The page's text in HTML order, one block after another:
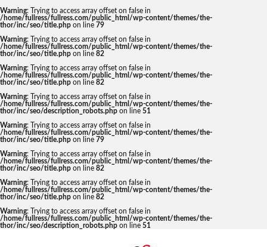
Warning: Trying to access array offset on false in
/home/fullress/fullress.com/public_html/wp-content/themes/the-
thor/inc/seo/title.php on line 79
Warning: Trying to access array offset on false in
/home/fullress/fullress.com/public_html/wp-content/themes/the-
thor/inc/seo/title.php on line 82
Warning: Trying to access array offset on false in
/home/fullress/fullress.com/public_html/wp-content/themes/the-
thor/inc/seo/title.php on line 82
Warning: Trying to access array offset on false in
/home/fullress/fullress.com/public_html/wp-content/themes/the-
thor/inc/seo/description_robots.php on line 51
Warning: Trying to access array offset on false in
/home/fullress/fullress.com/public_html/wp-content/themes/the-
thor/inc/seo/title.php on line 79
Warning: Trying to access array offset on false in
/home/fullress/fullress.com/public_html/wp-content/themes/the-
thor/inc/seo/title.php on line 82
Warning: Trying to access array offset on false in
/home/fullress/fullress.com/public_html/wp-content/themes/the-
thor/inc/seo/title.php on line 82
Warning: Trying to access array offset on false in
/home/fullress/fullress.com/public_html/wp-content/themes/the-
thor/inc/seo/description_robots.php on line 51